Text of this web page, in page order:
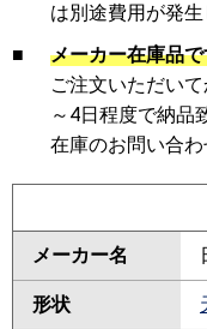
は別途費用が発
■
メーカー在庫品
ご注文いただい
～4日程度で納品
在庫のお問い合わ
メーカー名
形状